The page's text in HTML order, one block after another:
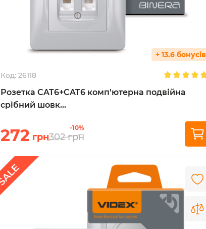
+ 13.6 бонусів
Код: 26118
Розетка CAT6+CAT6 комп'ютерна подвійна
срібний шовк...
272 грн
-10%
302 грн